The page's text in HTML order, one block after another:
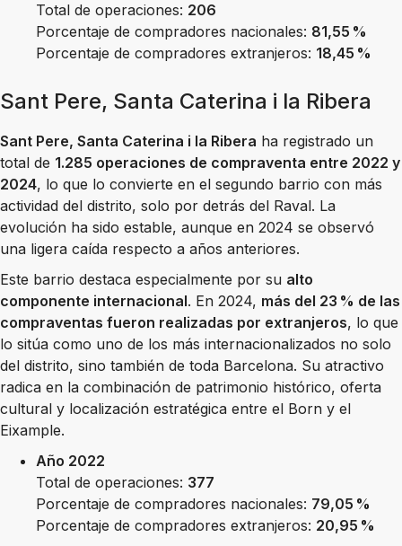
Total de operaciones: 206
Porcentaje de compradores nacionales: 81,55 %
Porcentaje de compradores extranjeros: 18,45 %
Sant Pere, Santa Caterina i la Ribera
Sant Pere, Santa Caterina i la Ribera ha registrado un
total de 1.285 operaciones de compraventa entre 2022 y
2024, lo que lo convierte en el segundo barrio con más
actividad del distrito, solo por detrás del Raval. La
evolución ha sido estable, aunque en 2024 se observó
una ligera caída respecto a años anteriores.
Este barrio destaca especialmente por su alto
componente internacional. En 2024, más del 23 % de las
compraventas fueron realizadas por extranjeros, lo que
lo sitúa como uno de los más internacionalizados no solo
del distrito, sino también de toda Barcelona. Su atractivo
radica en la combinación de patrimonio histórico, oferta
cultural y localización estratégica entre el Born y el
Eixample.
Año 2022
Total de operaciones: 377
Porcentaje de compradores nacionales: 79,05 %
Porcentaje de compradores extranjeros: 20,95 %